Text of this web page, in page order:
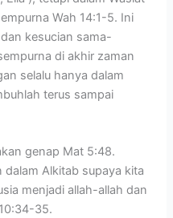
Wah 14:1-5. Ini
kesucian sama-
di akhir zaman
selalu hanya dalam
terus sampai
genap Mat 5:48.
dalam Alkitab supaya kita
menjadi allah-allah dan
35.